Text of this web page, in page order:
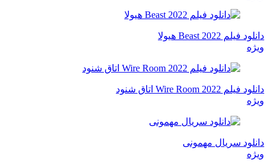
دانلود فیلم Beast 2022 هیولا
ویژه
دانلود فیلم Wire Room 2022 اتاق شنود
ویژه
دانلود سریال مهمونی
ویژه